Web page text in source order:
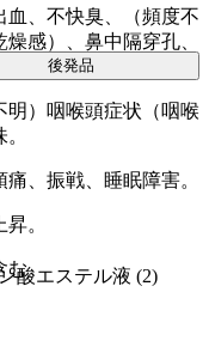
、不快臭、（頻度不
感）、鼻中隔穿孔、
）咽喉頭症状（咽喉
、振戦、睡眠障害。
。
む。
後発品
酸エステル液 (2)